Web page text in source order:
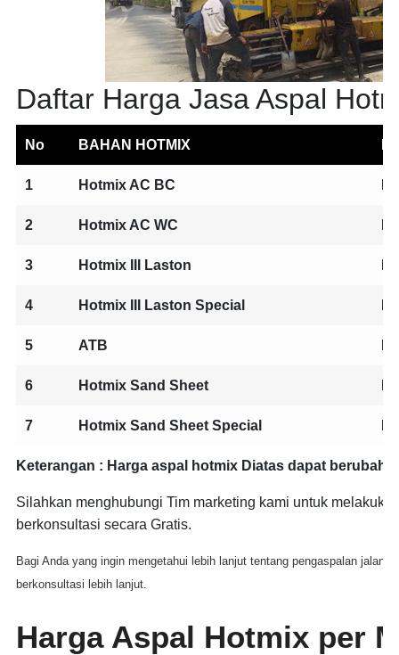
Daftar Harga Jasa Aspal
No BAHAN HOTMIX
1 Hotmix AC BC
2 Hotmix AC WC
3 Hotmix III Laston
4 Hotmix III Laston Special
5 ATB
6 Hotmix Sand Sheet
7 Hotmix Sand Sheet Special
Keterangan : Harga aspal hotmix Diatas dapat berubah
Silahkan menghubungi Tim marketing kami untuk
berkonsultasi secara Gratis.
Bagi Anda yang ingin mengetahui lebih lanjut tentang pengaspalan jalan,
berkonsultasi lebih lanjut.
Harga Aspal Hotmix per